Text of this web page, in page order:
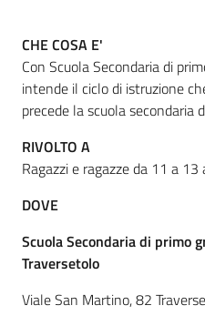
locali
CHE COSA E'
Con Scuola Secondaria di
intende il ciclo di istruzione
precede la scuola secondaria
RIVOLTO A
Ragazzi e ragazze da 11 a 13
DOVE
Scuola Secondaria di primo
Traversetolo
Viale San Martino, 82